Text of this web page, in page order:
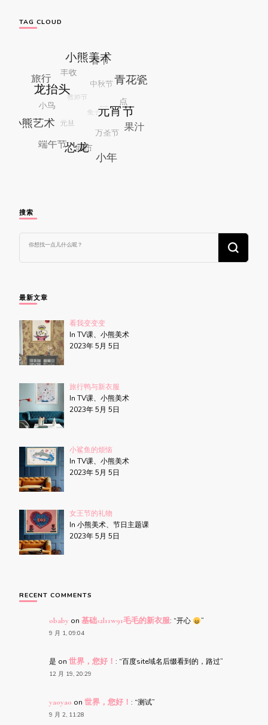
TAG CLOUD
搜索
么
吗?
最新文章
看我变变变
In TV课、小熊美术
2023年 5月 5日
旅行鸭与新衣服
In TV课、小熊美术
2023年 5月 5日
小鲨鱼的烦恼
In TV课、小熊美术
2023年 5月 5日
女王节的礼物
In 小熊美术、节日主题课
2023年 5月 5日
RECENT COMMENTS
obaby on 基础s2l11w91毛毛的新衣服: “开心 ”
9 月 1, 09:04
是 on 世界，您好！ : “百度site域名后缀看到的，路过”
12 月 19, 20:29
yaoyao on 世界，您好！ : “测试”
9 月 2, 11:28